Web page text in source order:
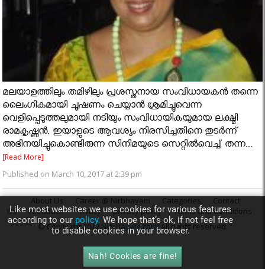
മലയാളത്തിലും തമിഴിലും പ്രശസ്തനായ സംവിധായകന്‍ തന്നെ
ലൈംഗികമായി ചൂഷണം ചെയ്യാന്‍ ശ്രമിച്ചുവെന്ന
വെളിപ്പെടുത്തലുമായി നടിയും സംവിധായികയുമായ ലക്ഷ്മി
രാമകൃഷ്ണന്‍. ഇയാളുടെ ആവശ്യം നിരസിച്ചതിനെ തുടര്‍ന്ന്
അഭിനയിച്ചുകൊണ്ടിരുന്ന സിനിമയുടെ സെറ്റില്‍വെച്ച് തന്ന...
[Read More]
Published on March 10, 2017 at 2:39 pm
About Us Career @ Nirbhayam Categories
Contact
Us
Feedback Privacy privacy policy
Terms and Conditions
© Copyright 2017Nirbhayam.com. All rights reserved.
Like most websites we use cookies for various features
according to our policy. We hope that’s ok, if not feel free
to disable cookies in your browser.
Nah! Cookies are fine!